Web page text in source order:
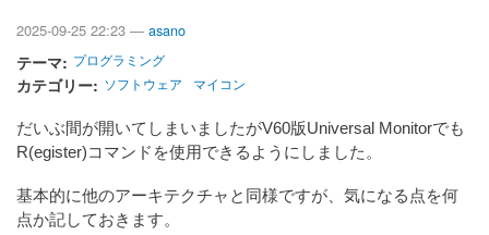
2025-09-25 22:23 — asano
テーマ プログラミング
カテゴリー ソフトウェア マイコン
だいぶ間が開いてしまいましたがV60版Universal Monitorでも
R(egister)コマンドを使用できるようにしました。
基本的に他のアーキテクチャと同様ですが、気になる点を何
点か記しておきます。